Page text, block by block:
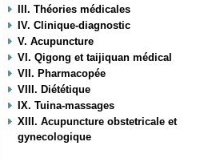
III. Théories médicales
IV. Clinique-diagnostic
V. Acupuncture
VI. Qigong et taijiquan médical
VII. Pharmacopée
VIII. Diététique
IX. Tuina-massages
XIII. Acupuncture obstetricale et
gynecologique